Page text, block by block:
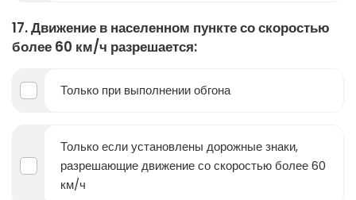
17. Движение в населенном пункте со скоростью
более 60 км/ч разрешается:
Только при выполнении обгона
Только если установлены дорожные знаки,
разрешающие движение со скоростью более 60
км/ч